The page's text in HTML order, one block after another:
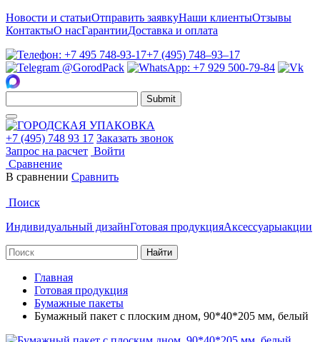
Новости и статьиОтправить заявкуНаши клиентыОтзывы
КонтактыО насГарантииДоставка и оплата
+7 (495) 748‒93‒17
Submit
+7 (495) 748 93 17 Заказать звонок
Запрос на расчет Войти
Сравнение
В сравнении Сравнить
Поиск
Индивидуальный дизайнГотовая продукцияАксессуарыакции
Найти
Главная
Готовая продукция
Бумажные пакеты
Бумажный пакет с плоским дном, 90*40*205 мм, белый